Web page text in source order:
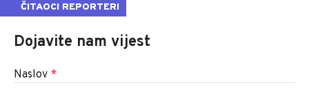
ČITAOCI REPORTERI
Dojavite nam vijest
Naslov *